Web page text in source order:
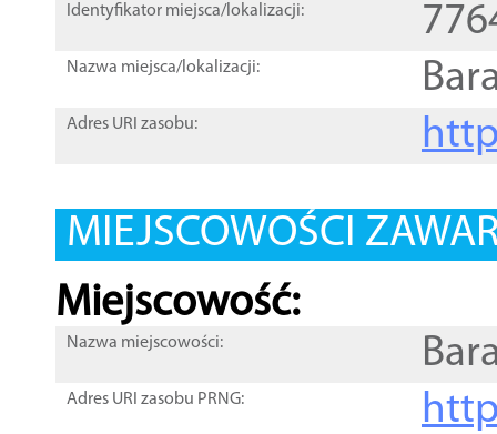
Identyfikator miejsca/lokalizacji:
Nazwa miejsca/lokalizacji:
Adres URI zasobu:
MIEJSCOWOŚCI
Miejscowość:
Nazwa miejscowości:
Adres URI zasobu PRNG: